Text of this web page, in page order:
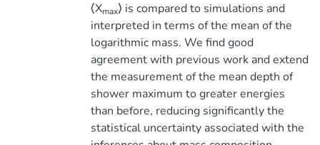
⟨Xmax⟩ is compared to simulations and
interpreted in terms of the mean of the
logarithmic mass. We find good
agreement with previous work and extend
the measurement of the mean depth of
shower maximum to greater energies
than before, reducing significantly the
statistical uncertainty associated with the